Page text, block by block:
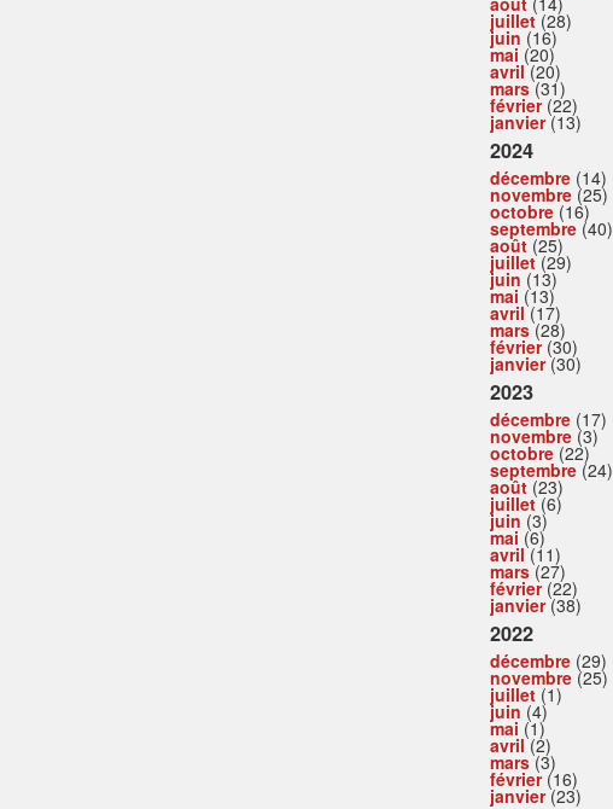
juillet(28)
juin (16)
mai (20)
avril(20)
mars(31)
février(22)
janvier(13)
2024
décembre (14)
novembre (25)
octobre (16)
septembre (40)
août (25)
juillet(29)
juin (13)
mai (13)
avril(17)
mars(28)
février(30)
janvier(30)
2023
décembre (17)
novembre (3)
octobre (22)
septembre (24)
août (23)
juillet(6)
juin (3)
mai (6)
avril(11)
mars(27)
février(22)
janvier(38)
2022
décembre (29)
novembre (25)
juillet (1)
juin (4)
mai (1)
avril(2)
mars(3)
février(16)
janvier(23)